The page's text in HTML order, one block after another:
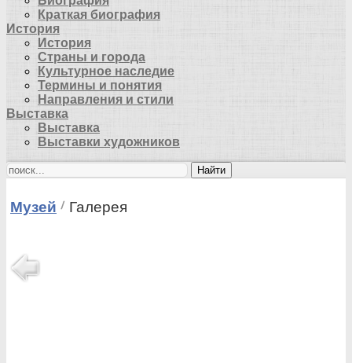
Краткая биография
История
История
Страны и города
Культурное наследие
Термины и понятия
Направления и стили
Выставка
Выставка
Выставки художников
Найти
Музей Галерея